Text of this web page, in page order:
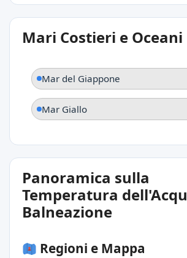
Mari Costieri e Oceani
Mar del Giappone
Mar Giallo
Panoramica sulla
Temperatura
Balneazione
Regioni e Mappa